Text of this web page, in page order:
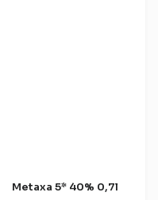
Metaxa 5* 40% 0,7l